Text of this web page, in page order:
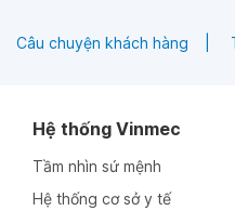
Câu chuyện khách hàng
Hệ thống Vinmec
Tầm nhìn sứ mệnh
Hệ thống cơ sở y tế